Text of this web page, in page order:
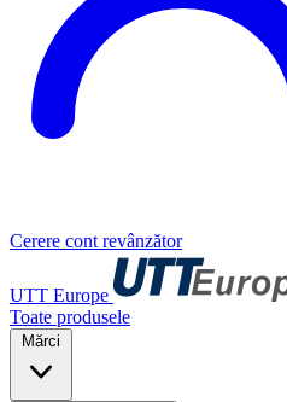
Cerere cont revânzător
UTT Europe
Toate produsele
Mărci